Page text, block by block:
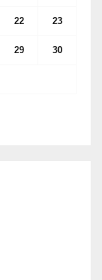
22 23
29 30